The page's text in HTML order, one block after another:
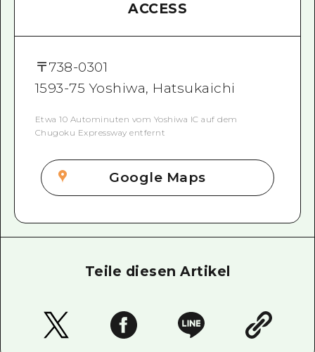
ACCESS
〒738-0301
1593-75 Yoshiwa, Hatsukaichi
Etwa 10 Autominuten vom Yoshiwa IC auf dem
Chugoku Expressway entfernt
Google Maps
Teile diesen Artikel